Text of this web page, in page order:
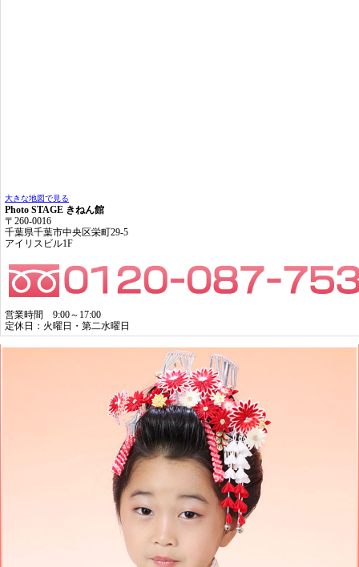
大きな地図で見る
Photo STAGE きねん館
〒260-0016
千葉県千葉市中央区栄町29-5
アイリスビル1F
営業時間 9:00～17:00
定休日：火曜日・第二水曜日